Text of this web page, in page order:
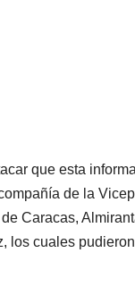
que esta
de la
Caracas,
los cuales